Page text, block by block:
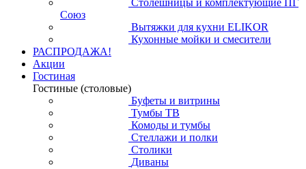
Союз
Вытяжки для кухни ELIKOR
Кухонные мойки и смесители
РАСПРОДАЖА!
Акции
Гостиная
Гостиные (столовые)
Буфеты и витрины
Тумбы ТВ
Комоды и тумбы
Стеллажи и полки
Столики
Диваны